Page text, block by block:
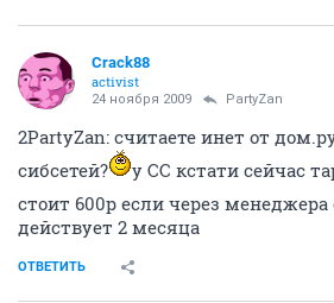
Crack88
activist
24 ноября 2009 PartyZan
2PartyZan: считаете инет от
сибсетей?
у СС кстати сейчас
стоит 600р если через
действует 2 месяца
ОТВЕТИТЬ